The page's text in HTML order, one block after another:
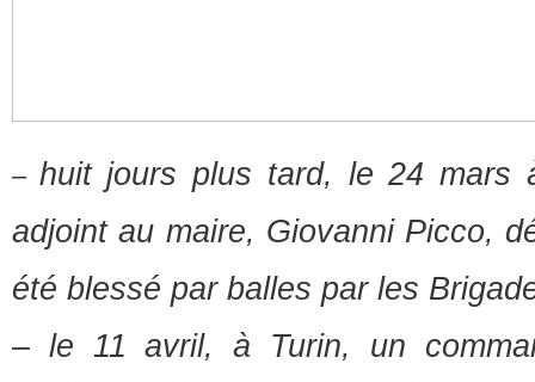
– huit jours plus tard, le 24 mars
adjoint au maire, Giovanni Picco,
été blessé par balles par les
– le 11 avril, à Turin, un